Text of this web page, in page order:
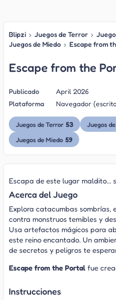
Blipzi › Juegos de Terror ›
Juegos de Miedo › Escape from
Escape from the
Publicado
April 2026
Plataforma
Navegador
Juegos de Terror 53 Juegos
Juegos de Miedo 59
Escapa de este lugar maldito...
Acerca del Juego
Explora catacumbas sombrías,
contra monstruos temibles y
Usa artefactos mágicos para
este reino encantado. Un
de secretos y peligros te
Escape from the Portal fue
Instrucciones